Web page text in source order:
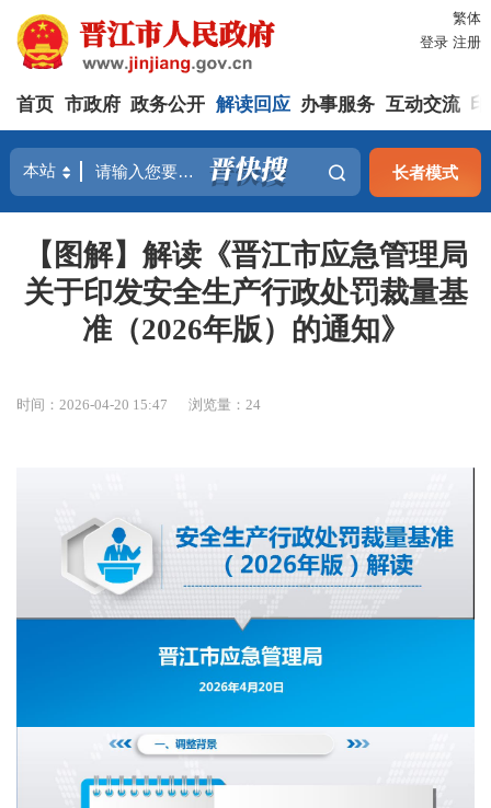
繁体
登录 注册
首页 市政府 政务公开 解读回应 办事服务 互动交流
长者模式
【图解】解读《晋江市应急管理局
关于印发安全生产行政处罚裁量基
准（2026年版）的通知》
时间：2026-04-20 15:47 浏览量：24